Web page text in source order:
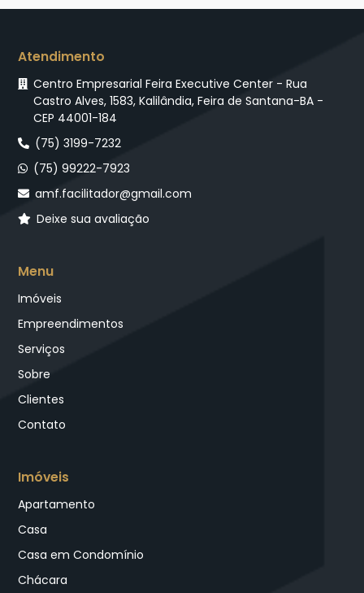
Atendimento
Centro Empresarial Feira Executive Center - Rua
Castro Alves, 1583, Kalilândia, Feira de Santana-BA -
CEP 44001-184
(75) 3199-7232
(75) 99222-7923
amf.facilitador@gmail.com
Deixe sua avaliação
Menu
Imóveis
Empreendimentos
Serviços
Sobre
Clientes
Contato
Imóveis
Apartamento
Casa
Casa em Condomínio
Chácara